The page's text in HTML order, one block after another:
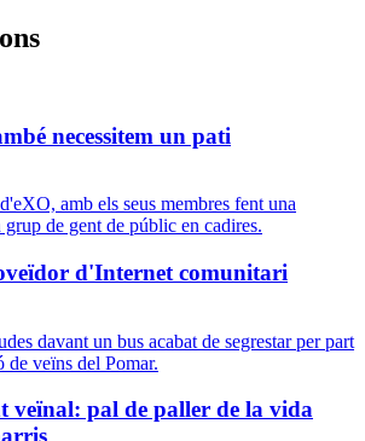
necessitem un pati
d'Internet comunitari
veïnal: pal de paller de la vida